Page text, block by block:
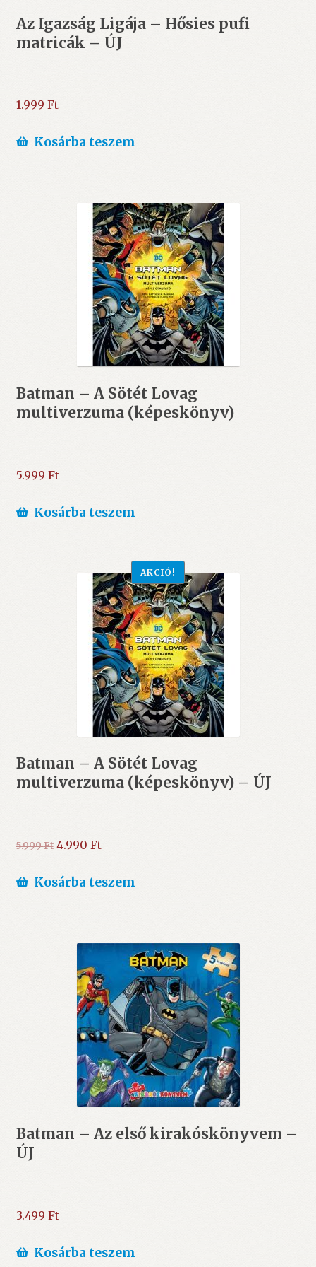
Az Igazság Ligája – Hősies pufi
matricák – ÚJ
1.999 Ft
Kosárba teszem
Batman – A Sötét Lovag
multiverzuma (képeskönyv)
5.999 Ft
Kosárba teszem
Batman – A Sötét Lovag
multiverzuma (képeskönyv) – ÚJ
AKCIÓ!
5.999Ft Original
was:
4.990 FtCurrent
is:
Kosárba teszem
Batman – Az első kirakóskönyvem –
ÚJ
3.499 Ft
Kosárba teszem